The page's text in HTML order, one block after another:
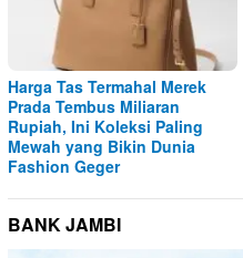
Harga Tas Termahal Merek
Prada Tembus Miliaran
Rupiah, Ini Koleksi Paling
Mewah yang Bikin Dunia
Fashion Geger
BANK JAMBI